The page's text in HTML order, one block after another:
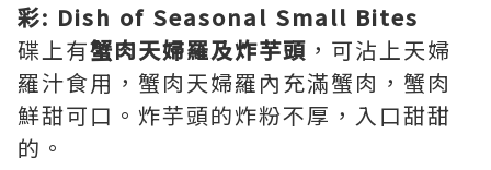
彩: Dish of Seasonal Small Bites
碟上有蟹肉天婦羅及炸芋頭 ，可沾上天婦
羅汁食用，蟹肉天婦羅內充滿蟹肉，蟹肉
鮮甜可口。炸芋頭的炸粉不厚，入口甜甜
的。